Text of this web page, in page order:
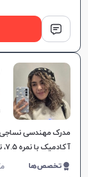
مدرک مهندسی نساجی
محور در آموزش
تخصص‌ها